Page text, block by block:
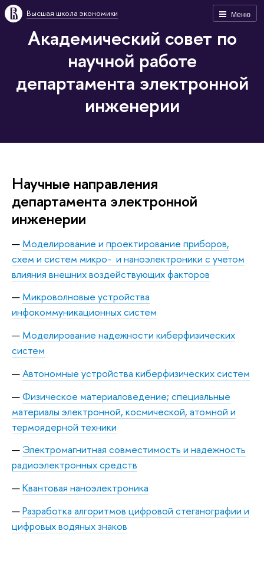
Меню
Высшая школа экономики
Академический совет по
научной работе
департамента электронной
инженерии
Научные направления
департамента электронной
инженерии
Моделирование и проектирование приборов,
схем и систем микро- и наноэлектроники с учетом
влияния внешних воздействующих факторов
Микроволновые устройства
инфокоммуникационных систем
Моделирование надежности киберфизических
систем
Автономные устройства киберфизических систем
Физическое материаловедение; специальные
материалы электронной, космической, атомной и
термоядерной техники
Электромагнитная совместимость и надежность
радиоэлектронных средств
Квантовая наноэлектроника
Разработка алгоритмов цифровой стеганографии и
цифровых водяных знаков